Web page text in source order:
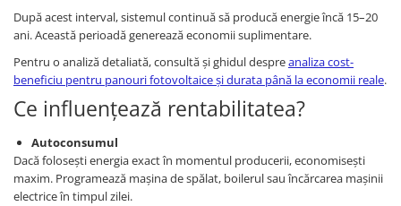
După acest interval, sistemul continuă să producă energie încă 15–20
ani. Această perioadă generează economii suplimentare.
Pentru o analiză detaliată, consultă și ghidul despreanaliza cost-
beneficiu pentru panouri fotovoltaice și durata până la economii reale.
Ce influențează rentabilitatea?
Autoconsumul
Dacă folosești energia exact în momentul producerii, economisești
maxim. Programează mașina de spălat, boilerul sau încărcarea mașinii
electrice în timpul zilei.